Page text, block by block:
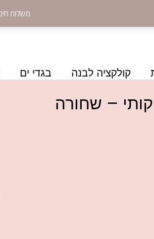
משלוח חינם
קולקציה לבנה בגדי ים
– שחורה